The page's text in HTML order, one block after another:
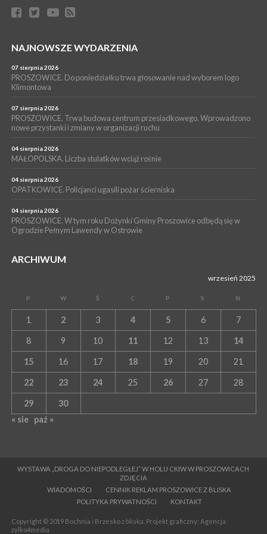
bezpłatne warsztaty realizowane w ramach unijnego projektu
[ZDJĘCIA]
16 lipca 2026
Pałecznicy będą obsługiwani w Proszowicach
WYDARZENIA
PROSZOWICE. W parku Warsztaty Edukacyjno-Przyrodnicze
NOC CIEM
15 lipca 2026
PROSZOWICE. Już za tydzień kolejne zajęcia z cyklu „Wakacyjne
NAJNOWSZE WYDARZENIA
07 sierpnia 2026
PROSZOWICE. Do poniedziałku trwa głosowanie nad wyborem logo
Klimontowa
07 sierpnia 2026
PROSZOWICE. Trwa budowa centrum przesiadkowego. Wprowadzono
nowe przystanki i zmiany w organizacji ruchu
04 sierpnia 2026
MAŁOPOLSKA. Liczba stulatków wciąż rośnie
04 sierpnia 2026
OPATKOWICE. Policjanci ugasili pożar ścierniska
04 sierpnia 2026
PROSZOWICE. W tym roku Dożynki Gminy Proszowice odbędą się w
Ogrodzie Pełnym Lawendy w Ostrowie
ARCHIWUM
wrzesień 2025
P W Ś C P S N
1 2 3 4 5 6 7
8 9 10 11 12 13 14
15 16 17 18 19 20 21
22 23 24 25 26 27 28
29
30
« sie
paź »
WYSTAWA „DROGA DO NIEPODLEGŁEJ” W HOLU CKIW W PROSZOWICACH
ZDJĘCIA
WIADOMOŚCI
CENNIK REKLAM PROSZOWICE Z BLISKA
POLITYKA PRYWATNOŚCI
KONTAKT
Copyright © 2019 Bochnia i Brzesko z bliska. Projekt graficzny: Agencja
zylko4media